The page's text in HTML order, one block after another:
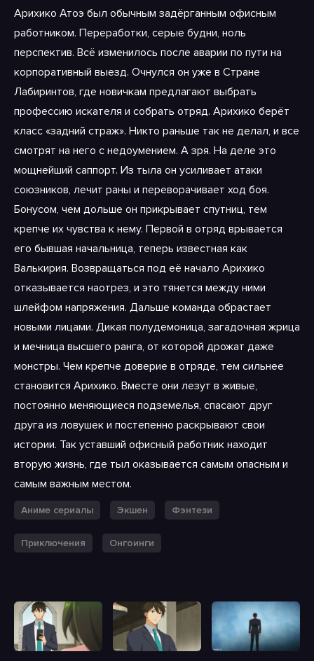
Арихико Атоэ был обычным задёрганным офисным
работником. Переработки, серые будни, ноль
перспектив. Всё изменилось после аварии по пути на
корпоративный выезд. Очнулся он уже в Стране
Лабиринтов, где новичкам предлагают выбрать
профессию искателя и собрать отряд. Арихико берёт
класс «задний страж». Никто раньше так не делал, и все
смотрят на него с недоумением. А зря. На деле это
мощнейший саппорт. Из тыла он усиливает атаки
союзников, лечит раны и переворачивает ход боя.
Бонусом, чем дольше он прикрывает спутниц, тем
крепче их чувства к нему. Первой в отряд врывается
его бывшая начальница, теперь известная как
Валькирия. Возвращаться под её начало Арихико
отказывается наотрез, и это тянется между ними
шлейфом напряжения. Дальше команда обрастает
новыми лицами. Дикая полудемоница, загадочная жрица
и мечница высшего ранга, от которой дрожат даже
монстры. Чем крепче доверие в отряде, тем сильнее
становится Арихико. Вместе они лезут в живые,
постоянно меняющиеся подземелья, спасают друг
друга из ловушек и постепенно раскрывают свои
истории. Так уставший офисный работник находит
вторую жизнь, где тыл оказывается самым опасным и
самым важным местом.
Аниме сериалы Экшен Фэнтези
Приключения Онгоинги